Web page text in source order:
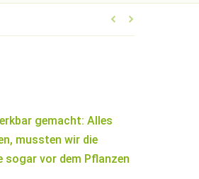
gemacht: Alles
mussten wir die
sogar vor dem Pflanzen